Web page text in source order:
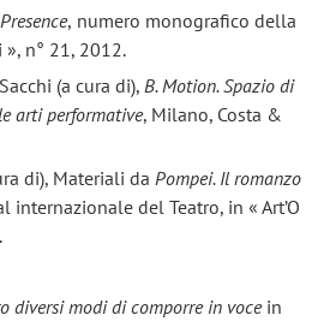
, numero monografico della
n° 21, 2012.
(a cura di), B. Motion. Spazio di
arti performative, Milano, Costa &
di), Materiali da Pompei. Il romanzo
internazionale del Teatro, in « Art’O
diversi modi di comporre in vocein